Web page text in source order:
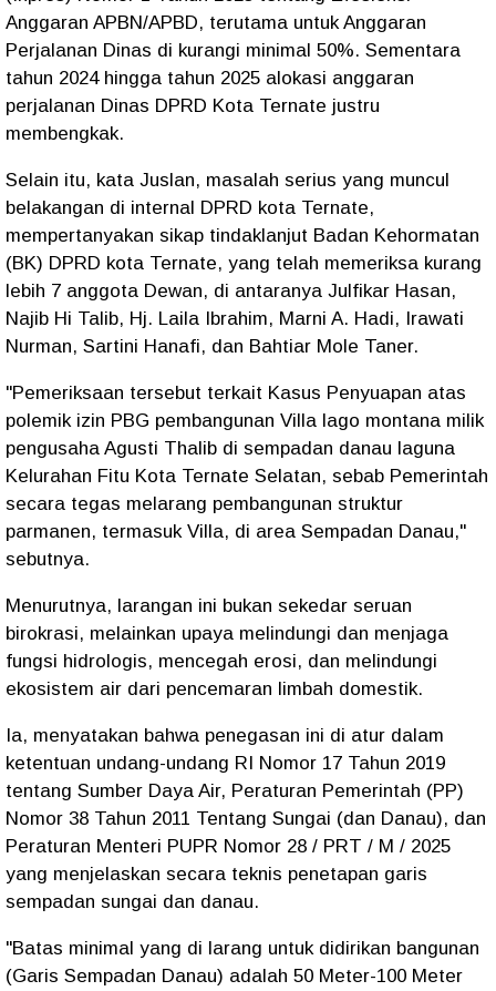
Anggaran APBN/APBD, terutama untuk Anggaran
Perjalanan Dinas di kurangi minimal 50%. Sementara
tahun 2024 hingga tahun 2025 alokasi anggaran
perjalanan Dinas DPRD Kota Ternate justru
membengkak.
Selain itu, kata Juslan, masalah serius yang muncul
belakangan di internal DPRD kota Ternate,
mempertanyakan sikap tindaklanjut Badan Kehormatan
(BK) DPRD kota Ternate, yang telah memeriksa kurang
lebih 7 anggota Dewan, di antaranya Julfikar Hasan,
Najib Hi Talib, Hj. Laila Ibrahim, Marni A. Hadi, Irawati
Nurman, Sartini Hanafi, dan Bahtiar Mole Taner.
"Pemeriksaan tersebut terkait Kasus Penyuapan atas
polemik izin PBG pembangunan Villa lago montana milik
pengusaha Agusti Thalib di sempadan danau laguna
Kelurahan Fitu Kota Ternate Selatan, sebab Pemerintah
secara tegas melarang pembangunan struktur
parmanen, termasuk Villa, di area Sempadan Danau,"
sebutnya.
Menurutnya, larangan ini bukan sekedar seruan
birokrasi, melainkan upaya melindungi dan menjaga
fungsi hidrologis, mencegah erosi, dan melindungi
ekosistem air dari pencemaran limbah domestik.
Ia, menyatakan bahwa penegasan ini di atur dalam
ketentuan undang-undang RI Nomor 17 Tahun 2019
tentang Sumber Daya Air, Peraturan Pemerintah (PP)
Nomor 38 Tahun 2011 Tentang Sungai (dan Danau), dan
Peraturan Menteri PUPR Nomor 28 / PRT / M / 2025
yang menjelaskan secara teknis penetapan garis
sempadan sungai dan danau.
"Batas minimal yang di larang untuk didirikan bangunan
(Garis Sempadan Danau) adalah 50 Meter-100 Meter